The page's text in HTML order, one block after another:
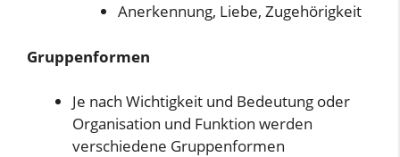
Anerkennung, Liebe, Zugehörigkeit
Gruppenformen
Je nach Wichtigkeit und Bedeutung oder
Organisation und Funktion werden
verschiedene Gruppenformen